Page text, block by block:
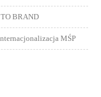
BRAND
MŚP